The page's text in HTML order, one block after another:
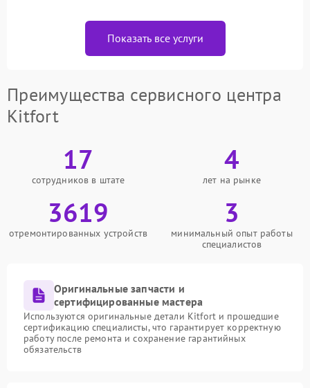
Показать все услуги
Преимущества сервисного центра
Kitfort
17
сотрудников в штате
4
лет на рынке
3619
отремонтированных устройств
3
минимальный опыт работы
специалистов
Оригинальные запчасти и
сертифицированные мастера
Используются оригинальные детали Kitfort и прошедшие
сертификацию специалисты, что гарантирует корректную
работу после ремонта и сохранение гарантийных
обязательств